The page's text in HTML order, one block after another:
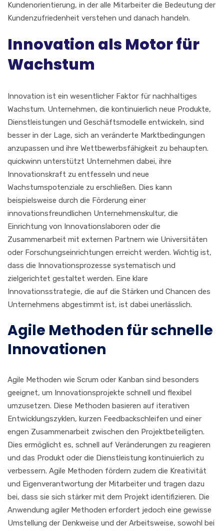
Kundenorientierung, in der alle Mitarbeiter die Bedeutung der
Kundenzufriedenheit verstehen und danach handeln.
Innovation als Motor für
Wachstum
Innovation ist ein wesentlicher Faktor für nachhaltiges
Wachstum. Unternehmen, die kontinuierlich neue Produkte,
Dienstleistungen und Geschäftsmodelle entwickeln, sind
besser in der Lage, sich an veränderte Marktbedingungen
anzupassen und ihre Wettbewerbsfähigkeit zu behaupten.
quickwinn unterstützt Unternehmen dabei, ihre
Innovationskraft zu entfesseln und neue
Wachstumspotenziale zu erschließen. Dies kann
beispielsweise durch die Förderung einer
innovationsfreundlichen Unternehmenskultur, die
Einrichtung von Innovationslaboren oder die
Zusammenarbeit mit externen Partnern wie Universitäten
oder Forschungseinrichtungen erreicht werden. Wichtig ist,
dass die Innovationsprozesse systematisch und
zielgerichtet gestaltet werden. Eine klare
Innovationsstrategie, die auf die Stärken und Chancen des
Unternehmens abgestimmt ist, ist dabei unerlässlich.
Agile Methoden für schnelle
Innovationen
Agile Methoden wie Scrum oder Kanban sind besonders
geeignet, um Innovationsprojekte schnell und flexibel
umzusetzen. Diese Methoden basieren auf iterativen
Entwicklungszyklen, kurzen Feedbackschleifen und einer
engen Zusammenarbeit zwischen den Projektbeteiligten.
Dies ermöglicht es, schnell auf Veränderungen zu reagieren
und das Produkt oder die Dienstleistung kontinuierlich zu
verbessern. Agile Methoden fördern zudem die Kreativität
und Eigenverantwortung der Mitarbeiter und tragen dazu
bei, dass sie sich stärker mit dem Projekt identifizieren. Die
Anwendung agiler Methoden erfordert jedoch eine gewisse
Umstellung der Denkweise und der Arbeitsweise, sowohl bei